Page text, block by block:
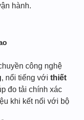
hành.
công nghệ
, nổi tiếng với thiết
đo tải chính xác
khi kết nối với bộ